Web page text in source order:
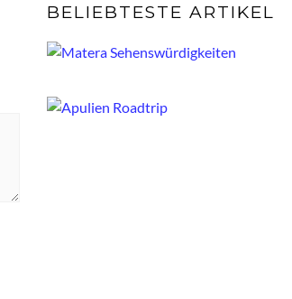
BELIEBTESTE ARTIKEL